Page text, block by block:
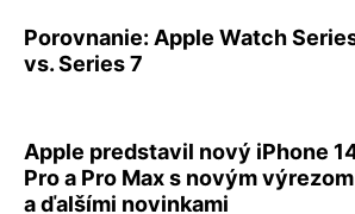
Porovnanie: Apple Watch
vs. Series 7
Apple predstavil nový iPhone
Pro a Pro Max s novým výrezom
a ďalšími novinkami